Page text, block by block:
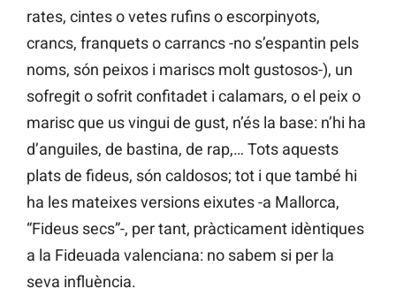
rates, cintes o vetes rufins o escorpinyots,
crancs, franquets o carrancs -no s’espantin pels
noms, són peixos i mariscs molt gustosos-), un
sofregit o sofrit confitadet i calamars, o el peix o
marisc que us vingui de gust, n’és la base: n’hi ha
d’anguiles, de bastina, de rap,… Tots aquests
plats de fideus, són caldosos; tot i que també hi
ha les mateixes versions eixutes -a Mallorca,
“Fideus secs”-, per tant, pràcticament idèntiques
a la Fideuada valenciana: no sabem si per la
seva influència.